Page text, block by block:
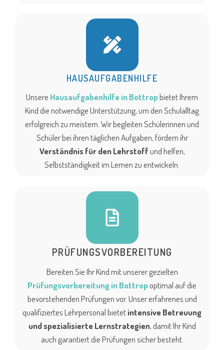
HAUSAUFGABENHILFE
Unsere Hausaufgabenhilfe in Bottropbietet Ihrem
Kind die notwendige Unterstützung, um den Schulalltag
erfolgreich zu meistern. Wir begleiten Schülerinnen und
Schüler bei ihren täglichen Aufgaben, fördern ihr
Verständnis für den Lehrstoffund helfen,
Selbstständigkeit im Lernen zu entwickeln.
PRÜFUNGSVORBEREITUNG
Bereiten Sie Ihr Kind mit unserer gezielten
Prüfungsvorbereitung in Bottropoptimal auf die
bevorstehenden Prüfungen vor. Unser erfahrenes und
qualifiziertes Lehrpersonal bietetintensive Betreuung
und spezialisierte Lernstrategien, damit Ihr Kind
auch garantiert die Prüfungen sicher besteht.